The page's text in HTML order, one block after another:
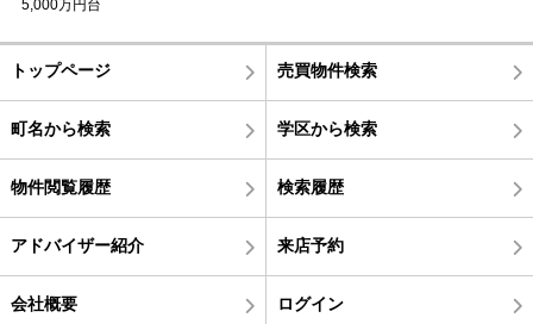
5,000万円台
トップページ 売買物件検索
町名から検索 学区から検索
物件閲覧履歴 検索履歴
アドバイザー紹介 来店予約
会社概要 ログイン